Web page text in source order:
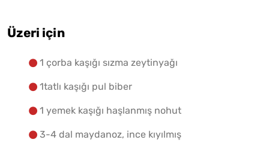
Üzeri için
1 çorba kaşığı sızma zeytinyağı
1tatlı kaşığı pul biber
1 yemek kaşığı haşlanmış nohut
3-4 dal maydanoz, ince kıyılmış